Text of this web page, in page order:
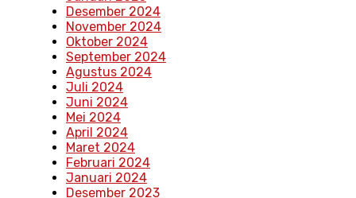
Desember 2024
November 2024
Oktober 2024
September 2024
Agustus 2024
Juli 2024
Juni 2024
Mei 2024
April 2024
Maret 2024
Februari 2024
Januari 2024
Desember 2023